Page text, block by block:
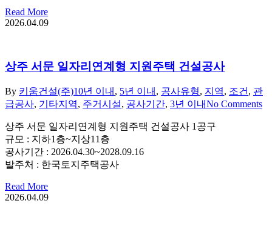
Read More
2026.04.09
상주 서문 일자리연계형 지원주택 건설공사
By 키움건설(주)10년 이내 , 5년 이내 , 공사유형, 지역, 조건 , 관
급공사, 기타지역, 주거시설, 공사기간, 3년 이내No Comments
상주 서문 일자리연계형 지원주택 건설공사 1공구
규모 : 지하1층~지상11층
공사기간 : 2026.04.30~2028.09.16
발주처 : 한국토지주택공사
Read More
2026.04.09